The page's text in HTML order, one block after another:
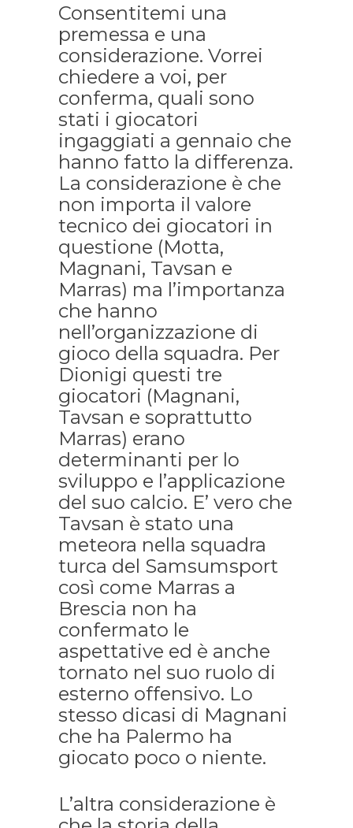
Consentitemi una
premessa e una
considerazione. Vorrei
chiedere a voi, per
conferma, quali sono
stati i giocatori
ingaggiati a gennaio che
hanno fatto la differenza.
La considerazione è che
non importa il valore
tecnico dei giocatori in
questione (Motta,
Magnani, Tavsan e
Marras) ma l’importanza
che hanno
nell’organizzazione di
gioco della squadra. Per
Dionigi questi tre
giocatori (Magnani,
Tavsan e soprattutto
Marras) erano
determinanti per lo
sviluppo e l’applicazione
del suo calcio. E’ vero che
Tavsan è stato una
meteora nella squadra
turca del Samsumsport
così come Marras a
Brescia non ha
confermato le
aspettative ed è anche
tornato nel suo ruolo di
esterno offensivo. Lo
stesso dicasi di Magnani
che ha Palermo ha
giocato poco o niente.
L’altra considerazione è